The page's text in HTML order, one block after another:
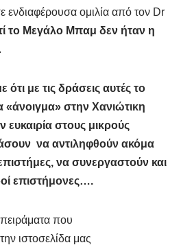
ενδιαφέρουσα ομιλία από τον Dr
το Μεγάλο Μπαμ δεν ήταν η
με τις δράσεις αυτές το
στην Χανιώτικη
ευκαιρία στους μικρούς
να αντιληφθούν ακόμα
να συνεργαστούν και
επιστήμονες….
που
ιστοσελίδα μας